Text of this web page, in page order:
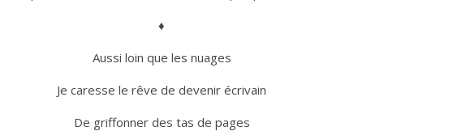
♦
Aussi loin que les nuages
Je caresse le rêve de devenir écrivain
De griffonner des tas de pages